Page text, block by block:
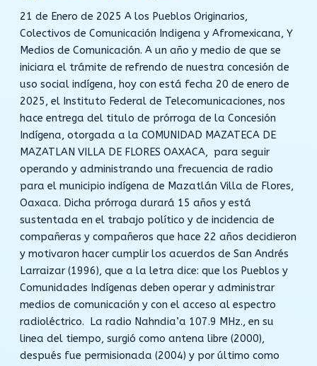
21 de Enero de 2025 A los Pueblos Originarios,
Colectivos de Comunicación Indigena y Afromexicana, Y
Medios de Comunicación. A un año y medio de que se
iniciara el trámite de refrendo de nuestra concesión de
uso social indígena, hoy con está fecha 20 de enero de
2025, el Instituto Federal de Telecomunicaciones, nos
hace entrega del titulo de prórroga de la Concesión
Indígena, otorgada a la COMUNIDAD MAZATECA DE
MAZATLAN VILLA DE FLORES OAXACA, para seguir
operando y administrando una frecuencia de radio
para el municipio indígena de Mazatlán Villa de Flores,
Oaxaca. Dicha prórroga durará 15 años y está
sustentada en el trabajo político y de incidencia de
compañeras y compañeros que hace 22 años decidieron
y motivaron hacer cumplir los acuerdos de San Andrés
Larraizar (1996), que a la letra dice: que los Pueblos y
Comunidades Indígenas deben operar y administrar
medios de comunicación y con el acceso al espectro
radioléctrico. La radio Nahndia’a 107.9 MHz., en su
linea del tiempo, surgió como antena libre (2000),
después fue permisionada (2004) y por último como